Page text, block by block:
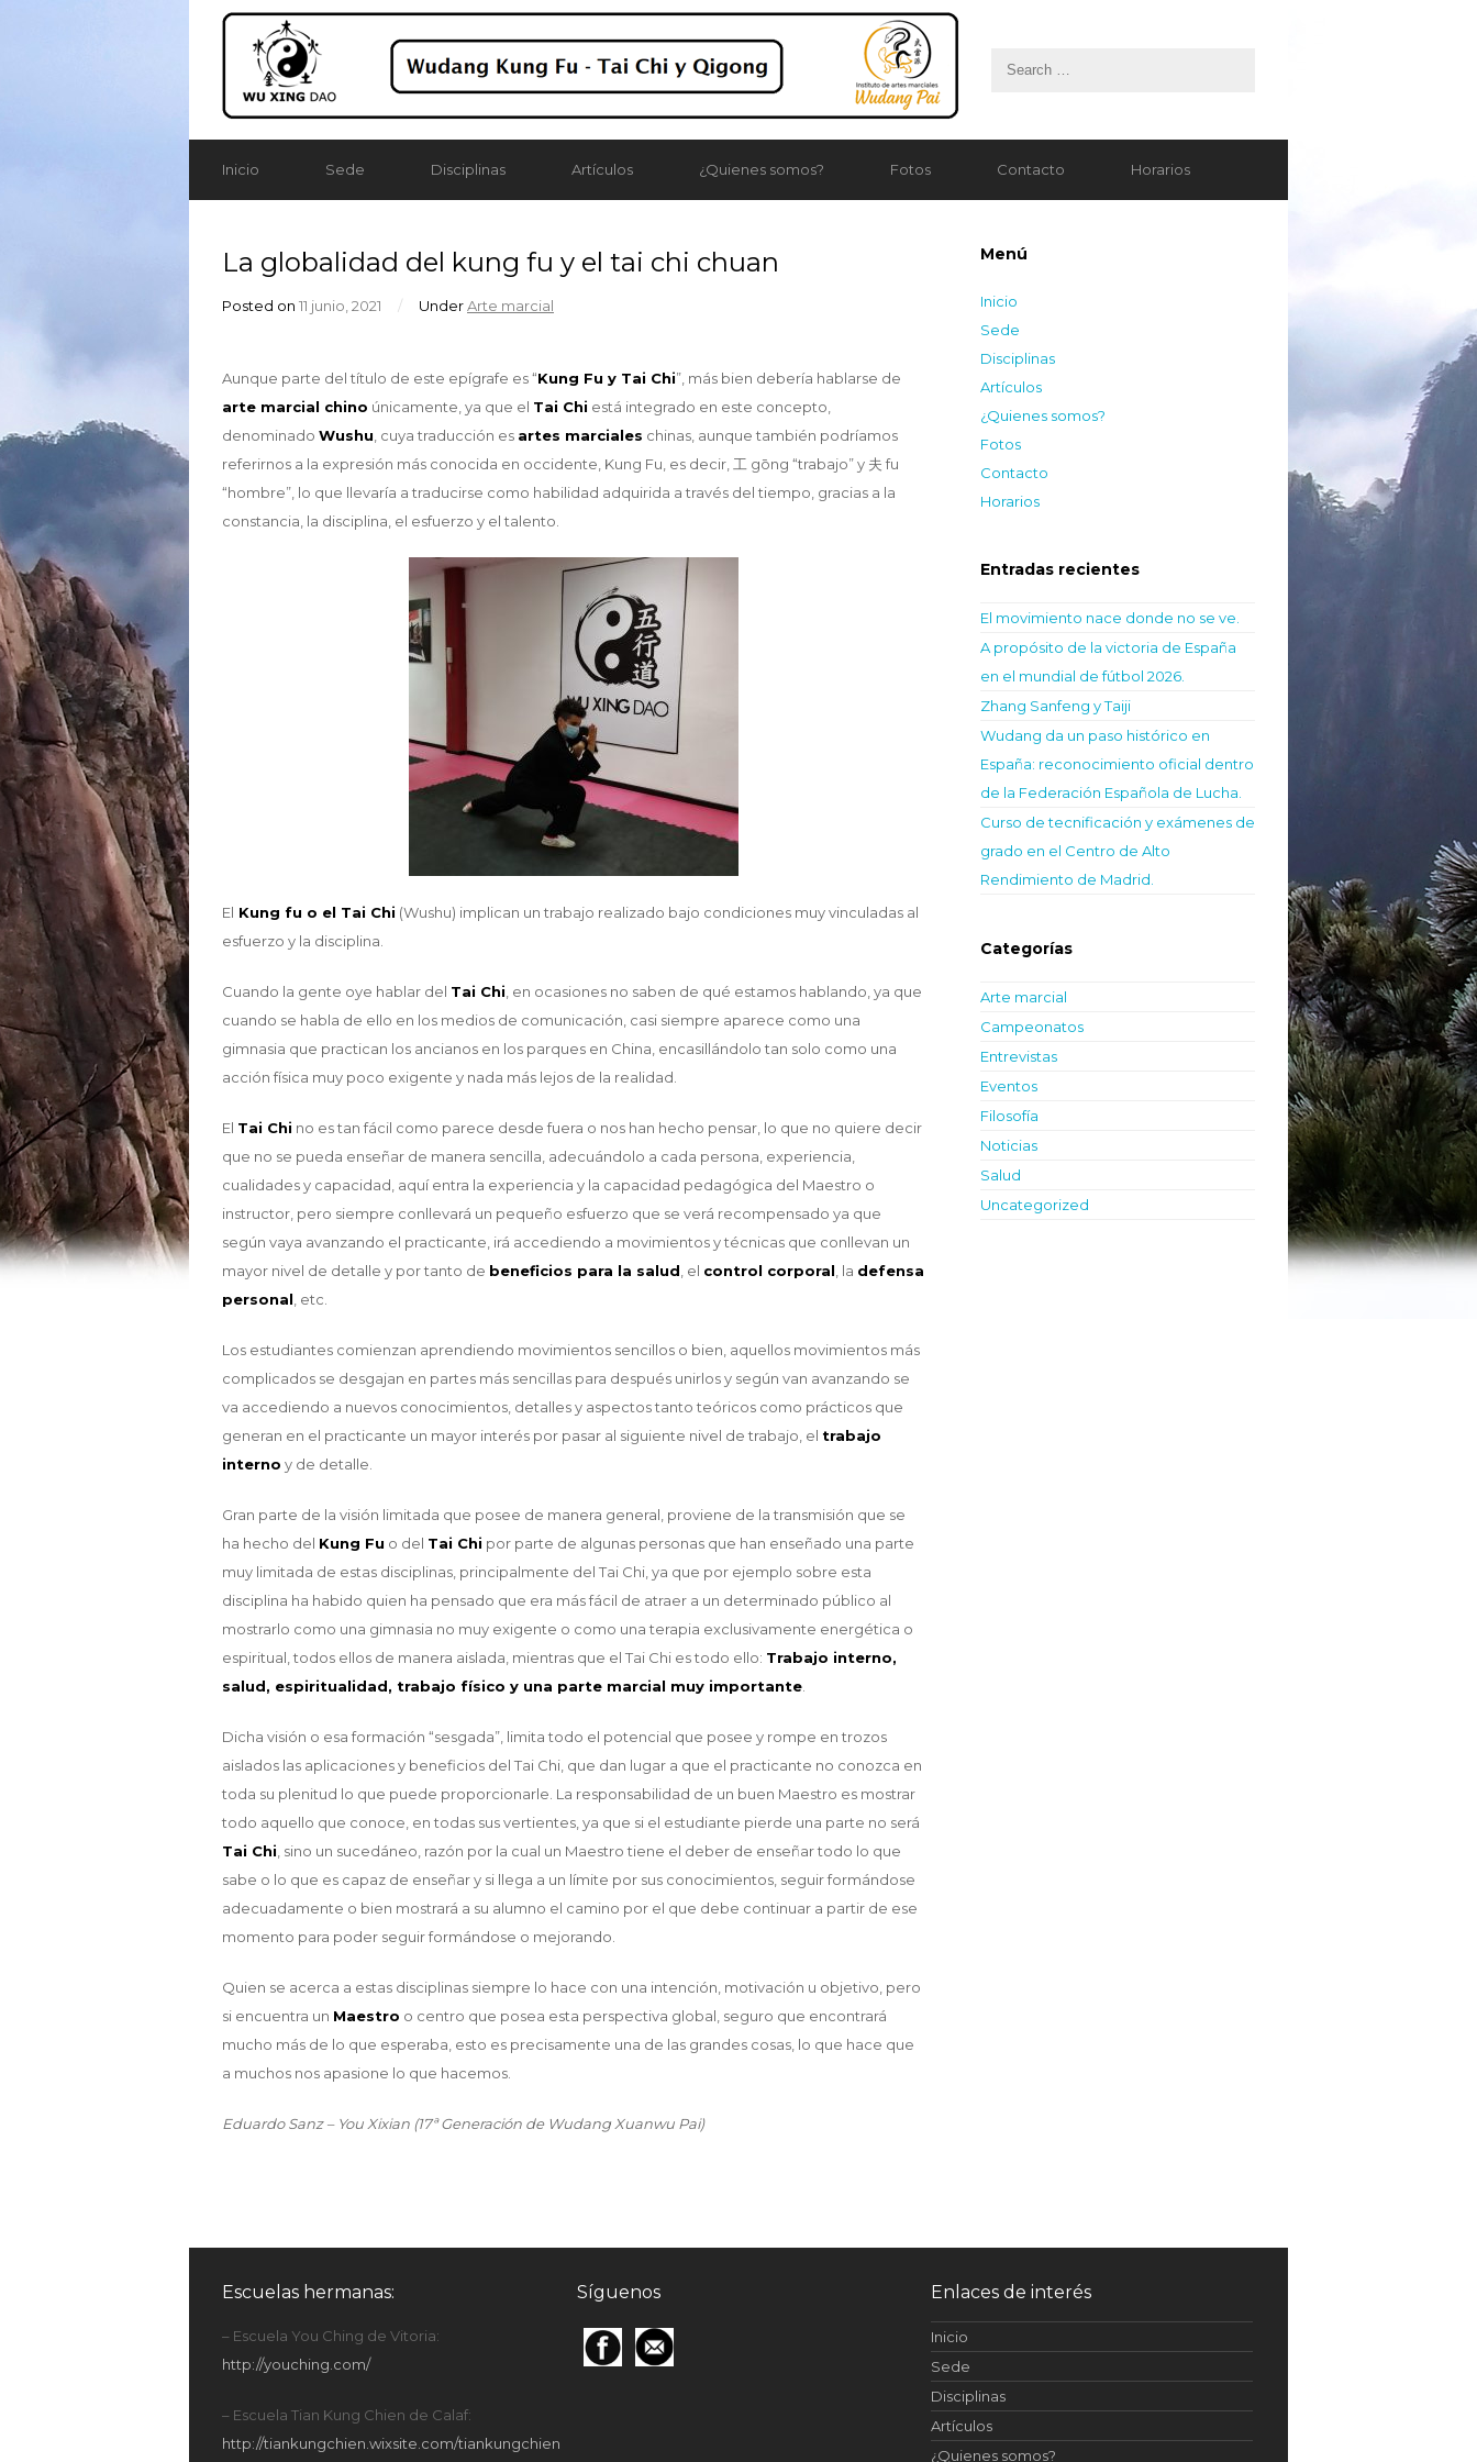
Inicio Sede Disciplinas Artículos ¿Quienes somos? Fotos Contacto Horarios
La globalidad del kung fu y el tai chi chuan
Posted on 11 junio, 2021 / UnderArte marcial
Aunque parte del título de este epígrafe es “Kung Fu y Tai Chi”, más bien debería hablarse de
arte marcial chino únicamente, ya que el Tai Chi está integrado en este concepto,
denominado Wushu , cuya traducción es artes marciales chinas, aunque también podríamos
referirnos a la expresión más conocida en occidente, Kung Fu, es decir, 工 gōng “trabajo” y 夫 fu
“hombre”, lo que llevaría a traducirse como habilidad adquirida a través del tiempo, gracias a la
constancia, la disciplina, el esfuerzo y el talento.
El Kung fu o el Tai Chi (Wushu) implican un trabajo realizado bajo condiciones muy vinculadas al
esfuerzo y la disciplina.
Cuando la gente oye hablar del Tai Chi , en ocasiones no saben de qué estamos hablando, ya que
cuando se habla de ello en los medios de comunicación, casi siempre aparece como una
gimnasia que practican los ancianos en los parques en China, encasillándolo tan solo como una
acción física muy poco exigente y nada más lejos de la realidad.
El Tai Chi no es tan fácil como parece desde fuera o nos han hecho pensar, lo que no quiere decir
que no se pueda enseñar de manera sencilla, adecuándolo a cada persona, experiencia,
cualidades y capacidad, aquí entra la experiencia y la capacidad pedagógica del Maestro o
instructor, pero siempre conllevará un pequeño esfuerzo que se verá recompensado ya que
según vaya avanzando el practicante, irá accediendo a movimientos y técnicas que conllevan un
mayor nivel de detalle y por tanto de beneficios para la salud , el control corporal , la defensa
personal , etc.
Los estudiantes comienzan aprendiendo movimientos sencillos o bien, aquellos movimientos más
complicados se desgajan en partes más sencillas para después unirlos y según van avanzando se
va accediendo a nuevos conocimientos, detalles y aspectos tanto teóricos como prácticos que
generan en el practicante un mayor interés por pasar al siguiente nivel de trabajo, el trabajo
interno y de detalle.
Gran parte de la visión limitada que posee de manera general, proviene de la transmisión que se
ha hecho del Kung Fu o del Tai Chi por parte de algunas personas que han enseñado una parte
muy limitada de estas disciplinas, principalmente del Tai Chi, ya que por ejemplo sobre esta
disciplina ha habido quien ha pensado que era más fácil de atraer a un determinado público al
mostrarlo como una gimnasia no muy exigente o como una terapia exclusivamente energética o
espiritual, todos ellos de manera aislada, mientras que el Tai Chi es todo ello: Trabajo interno,
salud, espiritualidad, trabajo físico y una parte marcial muy importante
Dicha visión o esa formación “sesgada”, limita todo el potencial que posee y rompe en trozos
aislados las aplicaciones y beneficios del Tai Chi, que dan lugar a que el practicante no conozca en
toda su plenitud lo que puede proporcionarle. La responsabilidad de un buen Maestro es mostrar
todo aquello que conoce, en todas sus vertientes, ya que si el estudiante pierde una parte no será
Tai Chi , sino un sucedáneo, razón por la cual un Maestro tiene el deber de enseñar todo lo que
sabe o lo que es capaz de enseñar y si llega a un límite por sus conocimientos, seguir formándose
adecuadamente o bien mostrará a su alumno el camino por el que debe continuar a partir de ese
momento para poder seguir formándose o mejorando.
Quien se acerca a estas disciplinas siempre lo hace con una intención, motivación u objetivo, pero
si encuentra un Maestro o centro que posea esta perspectiva global, seguro que encontrará
mucho más de lo que esperaba, esto es precisamente una de las grandes cosas, lo que hace que
a muchos nos apasione lo que hacemos.
Eduardo Sanz – You Xixian (17ª Generación de Wudang Xuanwu Pai)
Menú
Inicio
Sede
Disciplinas
Artículos
¿Quienes somos?
Fotos
Contacto
Horarios
Entradas recientes
El movimiento nace donde no se ve.
A propósito de la victoria de España
en el mundial de fútbol 2026.
Zhang Sanfeng y Taiji
Wudang da un paso histórico en
España: reconocimiento oficial dentro
de la Federación Española de Lucha.
Curso de tecnificación y exámenes de
grado en el Centro de Alto
Rendimiento de Madrid.
Categorías
Arte marcial
Campeonatos
Entrevistas
Eventos
Filosofía
Noticias
Salud
Uncategorized
Escuelas hermanas:
– Escuela You Ching de Vitoria:
http://youching.com/
– Escuela Tian Kung Chien de Calaf:
http://tiankungchien.wixsite.com/tiankungchien
Síguenos Enlaces de interés
Inicio
Sede
Disciplinas
Artículos
¿Quienes somos?